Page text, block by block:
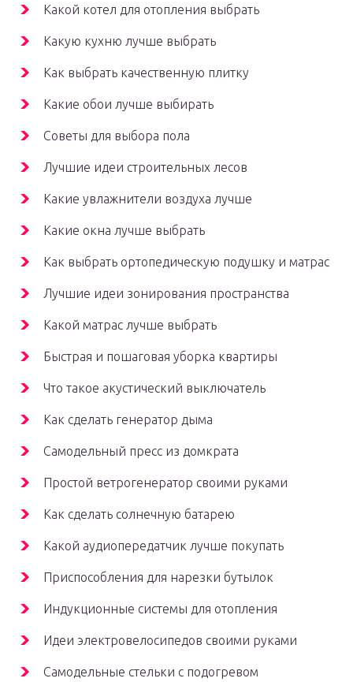
Какой котел для отопления выбрать
Какую кухню лучше выбрать
Как выбрать качественную плитку
Какие обои лучше выбирать
Советы для выбора пола
Лучшие идеи строительных лесов
Какие увлажнители воздуха лучше
Какие окна лучше выбрать
Как выбрать ортопедическую подушку и матрас
Лучшие идеи зонирования пространства
Какой матрас лучше выбрать
Быстрая и пошаговая уборка квартиры
Что такое акустический выключатель
Как сделать генератор дыма
Самодельный пресс из домкрата
Простой ветрогенератор своими руками
Как сделать солнечную батарею
Какой аудиопередатчик лучше покупать
Приспособления для нарезки бутылок
Индукционные системы для отопления
Идеи электровелосипедов своими руками
Самодельные стельки с подогревом